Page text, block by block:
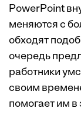
PowerPoint
меняются с
обходят
очередь
работники
своим
помогает им в